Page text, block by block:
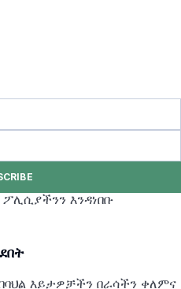
እንዳነበቡ
በባህል እይታዎቻችን በራሳችን ቀለምና